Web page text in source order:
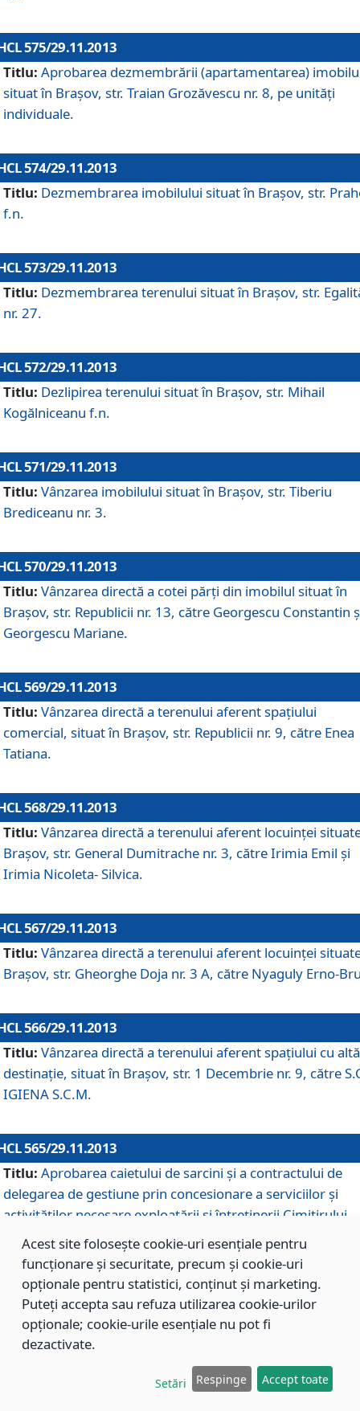
575/29.11.2013
Titlu: Aprobarea dezmembrării (apartamentarea)
situat în Braşov, str. Traian Grozăvescu nr. 8, pe unităţi
individuale.
574/29.11.2013
Titlu: Dezmembrarea imobilului situat în Braşov, str.
f.n.
573/29.11.2013
Titlu: Dezmembrarea terenului situat în Braşov, str.
nr. 27.
572/29.11.2013
Titlu: Dezlipirea terenului situat în Braşov, str. Mihail
Kogălniceanu f.n.
571/29.11.2013
Titlu: Vânzarea imobilului situat în Braşov, str. Tiberiu
Brediceanu nr. 3.
570/29.11.2013
Titlu: Vânzarea directă a cotei părţi din imobilul situat în
Braşov, str. Republicii nr. 13, către Georgescu Constantin
Georgescu Mariane.
569/29.11.2013
Titlu: Vânzarea directă a terenului aferent spaţiului
comercial, situat în Braşov, str. Republicii nr. 9, către Enea
Tatiana.
568/29.11.2013
Titlu: Vânzarea directă a terenului aferent locuinţei
Braşov, str. General Dumitrache nr. 3, către Irimia Emil şi
Irimia Nicoleta- Silvica.
567/29.11.2013
Titlu: Vânzarea directă a terenului aferent locuinţei
Braşov, str. Gheorghe Doja nr. 3 A, către Nyaguly Erno-
566/29.11.2013
Titlu: Vânzarea directă a terenului aferent spaţiului cu altă
destinaţie, situat în Braşov, str. 1 Decembrie nr. 9, către
IGIENA S.C.M.
565/29.11.2013
Titlu: Aprobarea caietului de sarcini şi a contractului de
delegarea de gestiune prin concesionare a serviciilor şi
activităţilor necesare exploatării şi întreţinerii Cimitirului
Municipal Braşov situat în str. Dimitrie Anghel nr. 19.
564/29.11.2013
Titlu: Completarea şi modificarea H.C.L. nr. 446/2013,
care s-a aprobat studiul de fundamentare pentru
Acest site folosește cookie-uri esențiale pentru
funcționare și securitate, precum și cookie-uri
opționale pentru statistici, conținut și marketing.
Puteți accepta sau refuza utilizarea cookie-urilor
opționale; cookie-urile esențiale nu pot fi
dezactivate.
Setări Respinge Accept toate